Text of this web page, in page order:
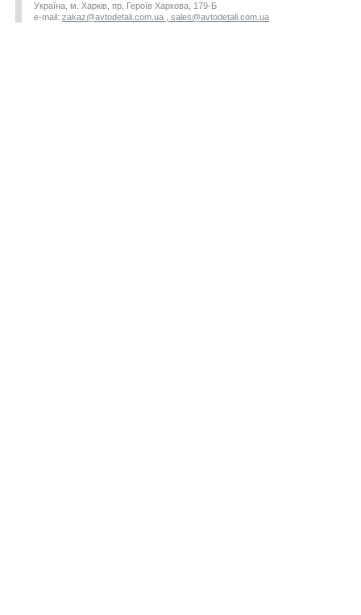
Україна, м. Харків, пр. Героїв Харкова, 179-Б
e-mail: zakaz@avtodetali.com.ua , sales@avtodetali.com.ua